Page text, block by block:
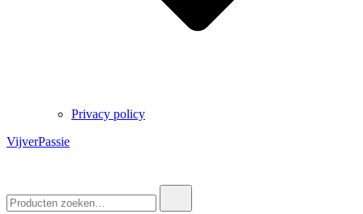
Privacy policy
VijverPassie
naar: